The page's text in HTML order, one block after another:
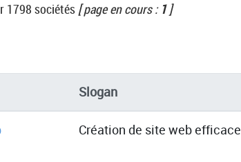
1798 sociétés [ page en cours : 1]
Slogan
Création de site web